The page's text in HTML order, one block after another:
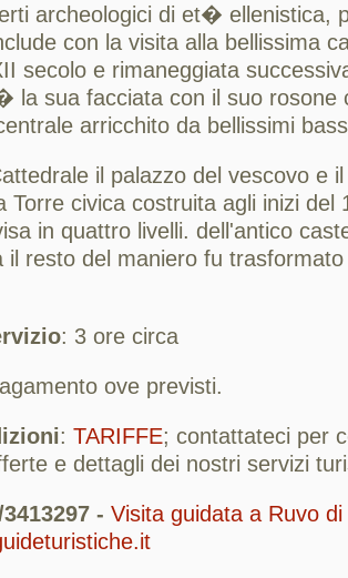
archeologici di et� ellenistica,
con la visita alla bellissima
secolo e rimaneggiata
la sua facciata con il suo rosone
arricchito da bellissimi
il palazzo del vescovo e
Torre civica costruita agli inizi del
in quattro livelli. dell'antico
il resto del maniero fu
: 3 ore circa
ove previsti.
: TARIFFE; contattateci per
e dettagli dei nostri servizi
- Visita guidata a Ruvo